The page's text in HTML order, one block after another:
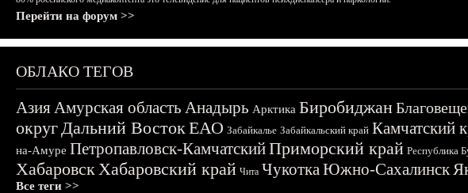
Перейти на форум >>
ОБЛАКО ТЕГОВ
АзияАмурская область Анадырь Арктика Биробиджан
округДальний ВостокЕАО Забайкалье Забайкальский край Камчатский
на-Амуре Петропавловск-КамчатскийПриморский край Республика
ХабаровскХабаровский край Чита ЧукоткаЮжно-Сахалинск
Все теги >>